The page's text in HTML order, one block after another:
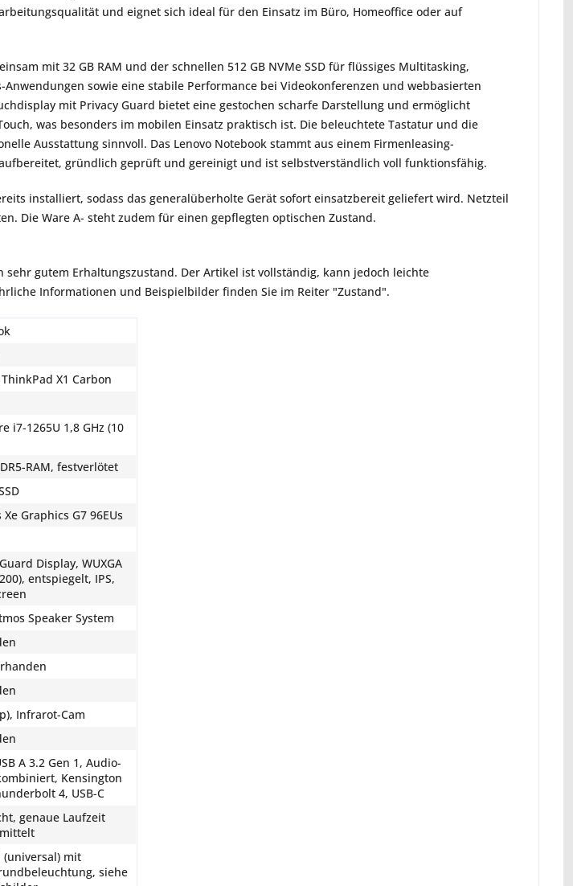
und eignet sich ideal für den Einsatz im Büro, Homeoffice oder auf
mit 32 GB RAM und der schnellen 512 GB NVMe SSD für flüssiges Multitasking,
sowie eine stabile Performance bei Videokonferenzen und webbasierten
mit Privacy Guard bietet eine gestochen scharfe Darstellung und ermöglicht
was besonders im mobilen Einsatz praktisch ist. Die beleuchtete Tastatur und die
Ausstattung sinnvoll. Das Lenovo Notebook stammt aus einem Firmenleasing-
gründlich geprüft und gereinigt und ist selbstverständlich voll funktionsfähig.
installiert, sodass das generalüberholte Gerät sofort einsatzbereit geliefert wird. Netzteil
Die Ware A- steht zudem für einen gepflegten optischen Zustand.
gutem Erhaltungszustand. Der Artikel ist vollständig, kann jedoch leichte
Informationen und Beispielbilder finden Sie im Reiter "Zustand".
X1 Carbon
i7-1265U 1,8 GHz (10
RAM, festverlötet
Graphics G7 96EUs
Display, WUXGA
entspiegelt, IPS,
Speaker System
Infrarot-Cam
A 3.2 Gen 1, Audio-
Kensington
4, USB-C
genaue Laufzeit
(universal) mit
siehe